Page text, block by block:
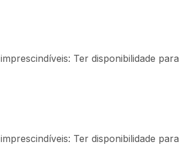
Ter disponibilidade para
Ter disponibilidade para